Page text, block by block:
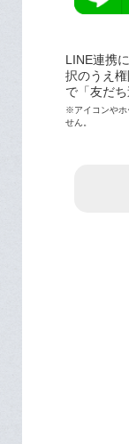
LINE連携
択のうえ
で「友だ
※アイコンやホ
せん。